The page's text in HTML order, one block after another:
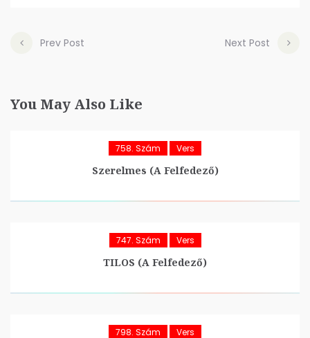
Prev Post Next Post
You May Also Like
758. Szám Vers
Szerelmes (A Felfedező)
747. Szám Vers
TILOS (A Felfedező)
798. Szám Vers